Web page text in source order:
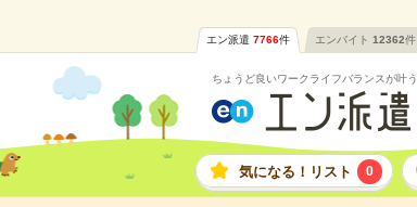
エン派遣 7766件 エンバイト 12362件
ちょうど良いワークライフバランスが叶う
気になる！リスト 0